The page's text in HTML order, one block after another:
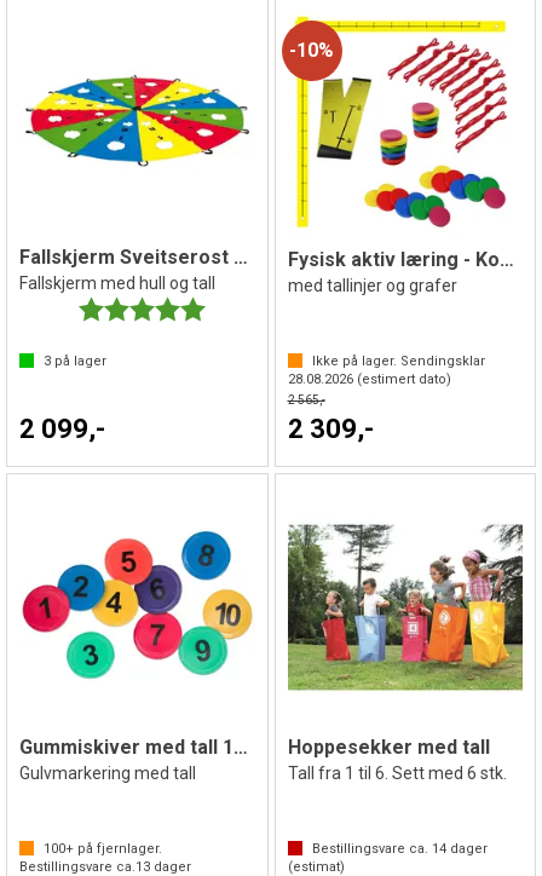
Fallskjerm Sveitserost 4 m
Fallskjerm med hull og tall
Karakter:
5.0 av 5 mulige
3 på lager
2 099,-
10%
Fysisk aktiv læring - Koordinatsystem
med tallinjer og grafer
Ikke på lager. Sendingsklar
28.08.2026(estimert dato)
2 565,-
2 309,-
Gummiskiver med tall 1-10
Gulvmarkering med tall
100+ på fjernlager.
Bestillingsvare ca.13 dager
Hoppesekker med tall
Tall fra 1 til 6. Sett med 6 stk.
Bestillingsvare ca. 14dager
(estimat)